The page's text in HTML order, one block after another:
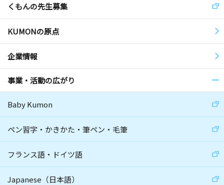
くもんの先生募集
KUMONの原点
企業情報
事業・活動の広がり
Baby Kumon
ペン習字・かきかた・筆ペン・毛筆
フランス語・ドイツ語
Japanese（日本語）